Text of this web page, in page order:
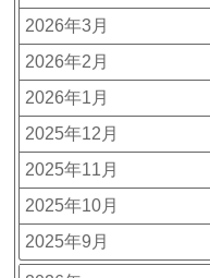
2026年3月
2026年2月
2026年1月
2025年12月
2025年11月
2025年10月
2025年9月